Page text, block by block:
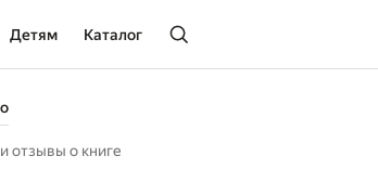
Детям Каталог
отзывы о книге